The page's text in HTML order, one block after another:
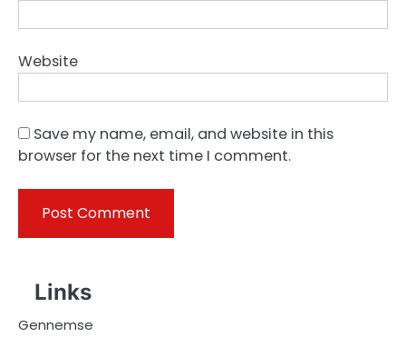
Website
Save my name, email, and website in this
browser for the next time I comment.
Links
Gennemse